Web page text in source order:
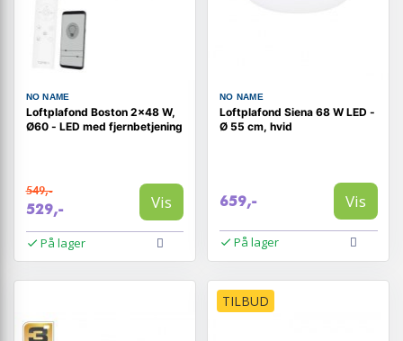
NO NAME
Loftplafond Boston 2×48 W,
Ø60 - LED med fjernbetjening
549,-
529,- Vis
På lager
NO NAME
Loftplafond Siena 68 W LED -
Ø 55 cm, hvid
659,- Vis
På lager
TILBUD